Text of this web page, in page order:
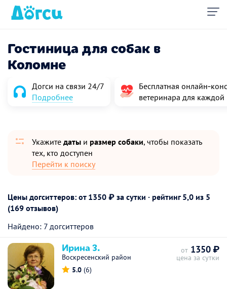
Гостиница для собак в
Коломне
Догси на связи 24/7
Подробнее
Бесплатная
ветеринара для
Укажите даты и размер собаки, чтобы показать
тех, кто доступен
Перейти к поиску
Цены догситтеров: от 1350 ₽ за сутки · рейтинг 5,0 из 5
(169 отзывов)
Найдено: 7 догситтеров
Ирина З.
Воскресенский район
5.0 (6)
от 1350 ₽
цена за сутки